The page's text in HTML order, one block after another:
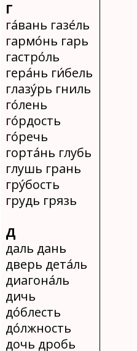
Г
га́вань газе́ль
гармо́нь гарь
гастро́ль
гера́нь ги́бель
глазу́рь гниль
го́лень
го́рдость
го́речь
горта́нь глубь
глушь грань
гру́бость
грудь грязь
Д
даль дань
дверь дета́ль
диагона́ль
дичь
до́блесть
до́лжность
дочь дробь